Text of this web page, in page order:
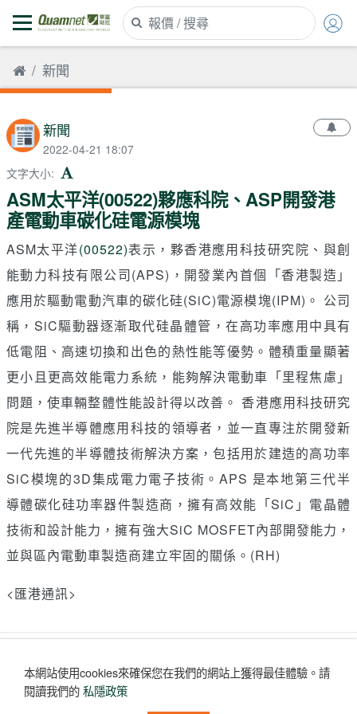
新聞
新聞
2022-04-21 18:07
文字大小:
ASM太平洋(00522)夥應科院、ASP開發港
產電動車碳化硅電源模塊
ASM太平洋(00522)表示，夥香港應用科技研究院、與創
能動力科技有限公司(APS)，開發業內首個「香港製造」
應用於驅動電動汽車的碳化硅(SiC)電源模塊(IPM)。 公司
稱，SiC驅動器逐漸取代硅晶體管，在高功率應用中具有
低電阻、高速切換和出色的熱性能等優勢。體積重量顯著
更小且更高效能電力系統，能夠解決電動車「里程焦慮」
問題，使車輛整體性能設計得以改善。 香港應用科技研究
院是先進半導體應用科技的領導者，並一直專注於開發新
一代先進的半導體技術解決方案，包括用於建造的高功率
SiC模塊的3D集成電力電子技術。APS 是本地第三代半
導體碳化硅功率器件製造商，擁有高效能「SiC」電晶體
技術和設計能力，擁有強大SiC MOSFET內部開發能力，
並與區內電動車製造商建立牢固的關係。(RH)
<匯港通訊>
評論 (0)
沒有評論
本網站使用cookies來確保您在我們的網站上獲得最佳體驗。請
閱讀我們的私隱政策